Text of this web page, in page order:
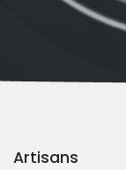
Artisans